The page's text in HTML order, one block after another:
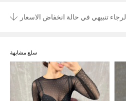
الرجاء تنبيهي في حالة انخفاض الاسعار
سلع مشابهة